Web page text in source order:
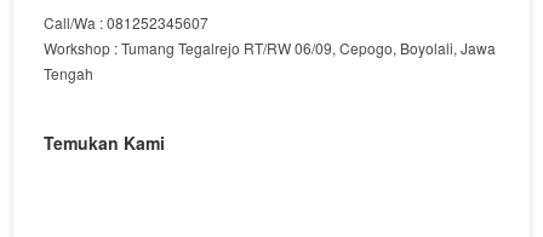
Call/Wa : 081252345607
Workshop : Tumang Tegalrejo RT/RW 06/09, Cepogo, Boyolali, Jawa
Tengah
Temukan Kami